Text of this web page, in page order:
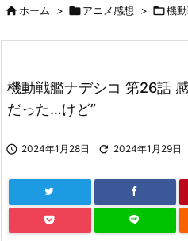
ホーム > アニメ感想 > 機
機動戦艦ナデシコ 第26話
だった…けど”
 2024年1月28日  2024年1月29日